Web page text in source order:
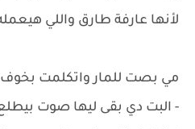
لأنها عارفة طارق واللي
مي بصت للمار واتكلمت
- البت دي بقى ليها صوت